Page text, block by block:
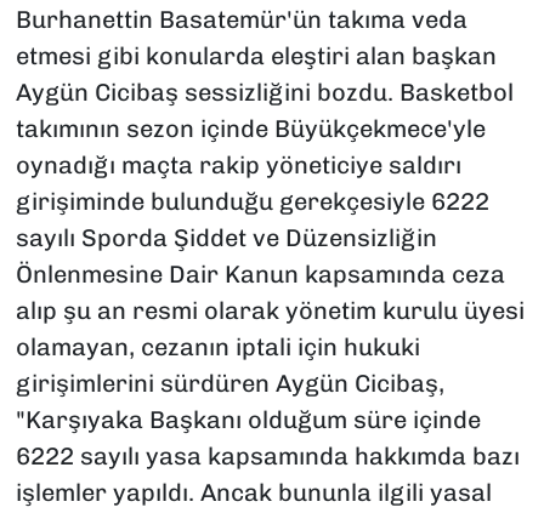
Burhanettin Basatemür'ün takıma veda
etmesi gibi konularda eleştiri alan başkan
Aygün Cicibaş sessizliğini bozdu. Basketbol
takımının sezon içinde Büyükçekmece'yle
oynadığı maçta rakip yöneticiye saldırı
girişiminde bulunduğu gerekçesiyle 6222
sayılı Sporda Şiddet ve Düzensizliğin
Önlenmesine Dair Kanun kapsamında ceza
alıp şu an resmi olarak yönetim kurulu üyesi
olamayan, cezanın iptali için hukuki
girişimlerini sürdüren Aygün Cicibaş,
"Karşıyaka Başkanı olduğum süre içinde
6222 sayılı yasa kapsamında hakkımda bazı
işlemler yapıldı. Ancak bununla ilgili yasal